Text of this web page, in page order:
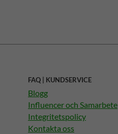
FAQ | KUNDSERVICE
Blogg
Influencer och Samarbete
Integritetspolicy
Kontakta oss